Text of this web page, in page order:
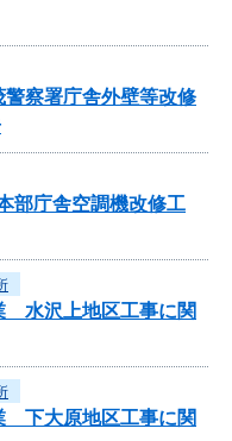
警察署庁舎外壁等改修
部庁舎空調機改修工
水沢上地区工事に関
下大原地区工事に関